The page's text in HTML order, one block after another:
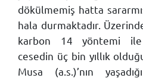
dökülmemiş hatta
hala durmaktadır.
karbon 14 yöntemi ile
cesedin üç bin yıllık
Musa (a.s.)’nın